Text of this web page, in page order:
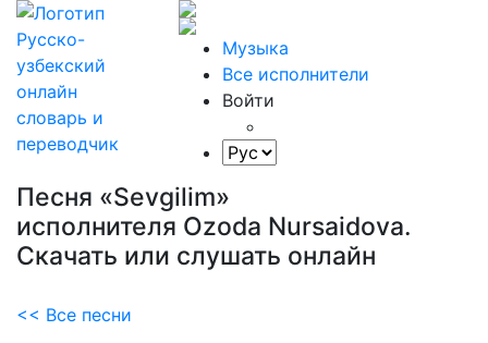
Музыка
Все исполнители
Войти
Песня «Sevgilim»
исполнителя Ozoda Nursaidova.
Скачать или слушать онлайн
<< Все песни